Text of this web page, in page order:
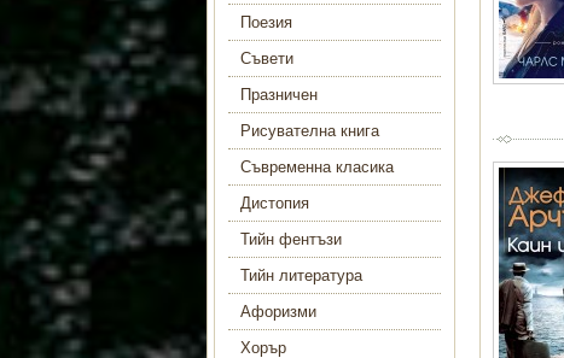
Поезия
Съвети
Празничен
Рисувателна книга
Съвременна класика
Дистопия
Тийн фентъзи
Тийн литература
Афоризми
Хорър